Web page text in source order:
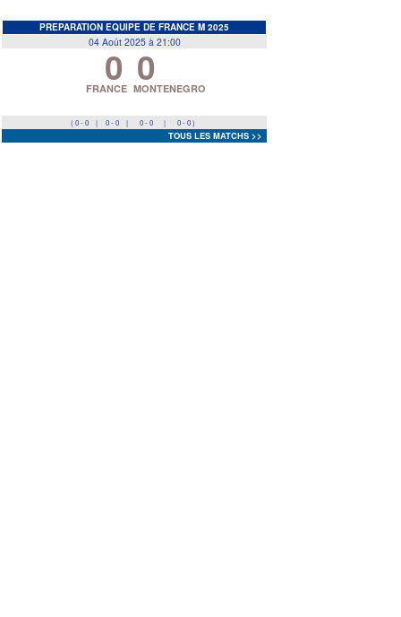
PREPARATION EQUIPE DE FRANCE M 2025
04 Août 2025 à 21:00
0
FRANCE 0
MONTENEGRO
( 0 - 0 | 0 - 0 | 0 - 0 | 0 - 0 )
TOUS LES MATCHS >>